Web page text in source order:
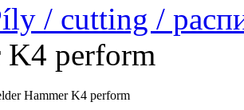
/ cutting /
K4 perform
Hammer K4 perform